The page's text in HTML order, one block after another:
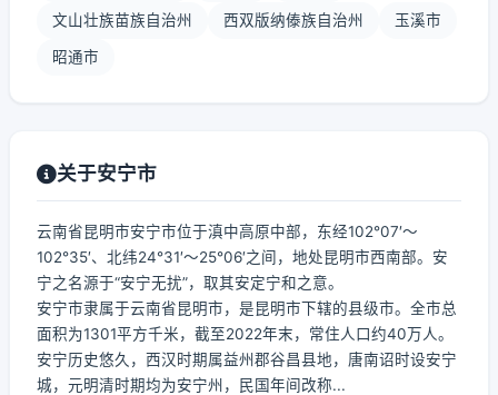
文山壮族苗族自治州 西双版纳傣族自治州 玉溪市
昭通市
关于安宁市
云南省昆明市安宁市位于滇中高原中部，东经102°07′～
102°35′、北纬24°31′～25°06′之间，地处昆明市西南部。安
宁之名源于“安宁无扰”，取其安定宁和之意。
安宁市隶属于云南省昆明市，是昆明市下辖的县级市。全市总
面积为1301平方千米，截至2022年末，常住人口约40万人。
安宁历史悠久，西汉时期属益州郡谷昌县地，唐南诏时设安宁
城，元明清时期均为安宁州，民国年间改称...